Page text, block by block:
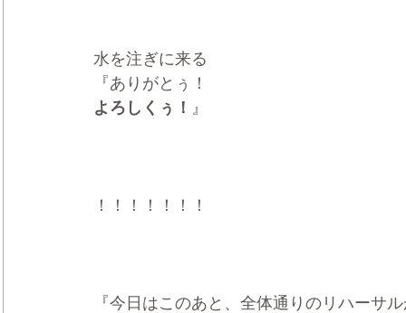
水を注ぎに来る
『ありがとぅ！
よろしくぅ！ 』
！！！！！！！
『今日はこのあと、全体通りのリハーサ